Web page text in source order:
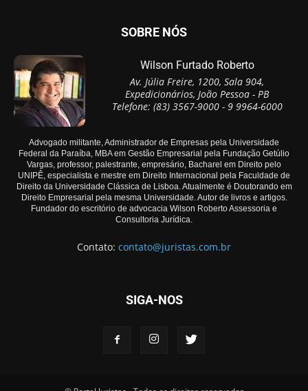
SOBRE NÓS
Wilson Furtado Roberto
Av. Júlia Freire, 1200, Sala 904,
Expedicionários, João Pessoa - PB
Telefone: (83) 3567-9000 - 9 9964-6000
Advogado militante, Administrador de Empresas pela Universidade
Federal da Paraíba, MBA em Gestão Empresarial pela Fundação Getúlio
Vargas, professor, palestrante, empresário, Bacharel em Direito pelo
UNIPÊ, especialista e mestre em Direito Internacional pela Faculdade de
Direito da Universidade Clássica de Lisboa. Atualmente é Doutorando em
Direito Empresarial pela mesma Universidade. Autor de livros e artigos.
Fundador do escritório de advocacia Wilson Roberto Assessoria e
Consultoria Jurídica.
Contato: contato@juristas.com.br
SIGA-NOS